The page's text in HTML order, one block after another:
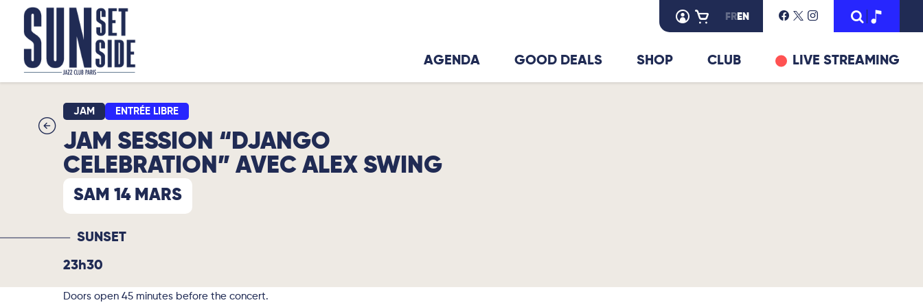
AGENDA GOOD DEALS SHOP CLUB LIVE STREAMING
FR EN
JAM ENTRÉE LIBRE
JAM SESSION “DJANGO
CELEBRATION” AVEC ALEX SWING
SAM 14 MARS
SUNSET
23h30
Doors open 45 minutes before the concert.